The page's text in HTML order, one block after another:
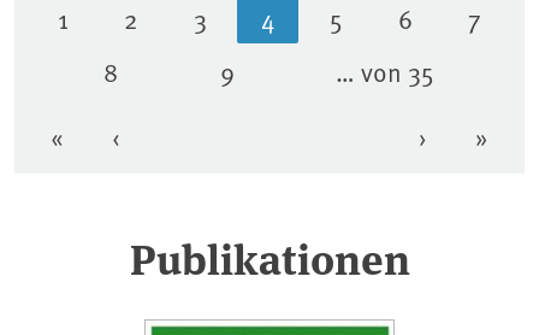
Erste Seite
« Vorherige Seite
‹
Seite
1 Seite
2 Seite
3 Aktuelle Seite
4 Seite
5 Seite
6 Seite
7
Seite
8 Seite
9 … von 35
Nächste
› »
Publikationen